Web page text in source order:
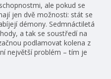
ale pokud se
jen dvě možnosti: stát se
démony. Sedmnáctiletá
a tak se soustředí na
podlamovat kolena z
největší problém – tím je